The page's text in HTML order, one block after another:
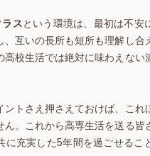
スという環境は、最初は不安
、互いの長所も短所も理解し合
高校生活では絶対に味わえない
ントさえ押さえておけば、これ
ん。これから高専生活を送る皆
に充実した5年間を過ごせるこ